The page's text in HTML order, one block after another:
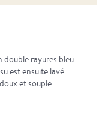
double rayures bleu
est ensuite lavé
et souple.